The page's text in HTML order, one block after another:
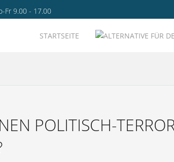
Fr 9.00 - 17.00
STARTSEITE
POLITISCH-